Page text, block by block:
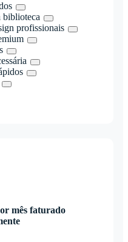
biblioteca
profissionais
mês faturado